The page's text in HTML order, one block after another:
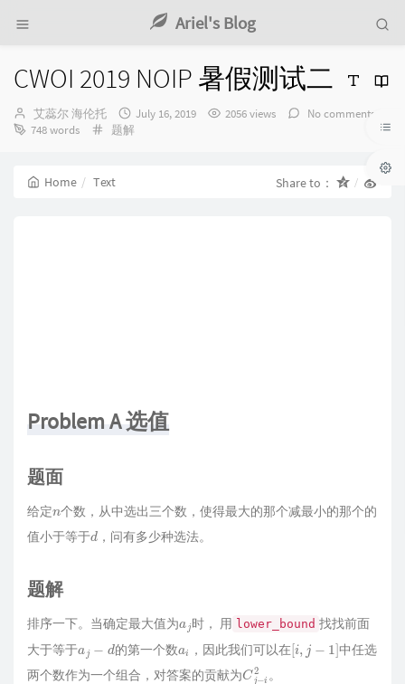
Ariel's Blog
CWOI 2019 NOIP 暑假测试二
Author：
艾蕊尔 海伦托
发
July 16, 2019 2056 views
No comments
748 words
Categories：
题解
Home Text Share to：
Problem A 选值
题面
给定 个数，从中选出三个数，使得最大的那个减最小的那个的
值小于等于 d ，问有多少种选法。
题解
排序一下。当确定最大值为 时， 用 lower_bound 找找前面
大于等于
的第一个数 ，因此我们可以在[i, −
中任选
两个数作为一个组合，对答案的贡献为 Cj−
2 。